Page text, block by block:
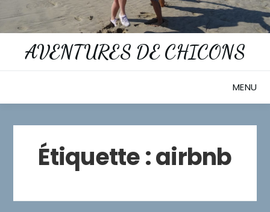
AVENTURES DE CHICONS
MENU
Étiquette :airbnb